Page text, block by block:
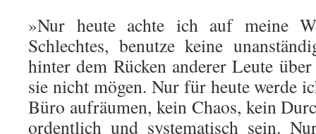
»Nur heute achte ich auf meine
Schlechtes, benutze keine
hinter dem Rücken anderer Leute
sie nicht mögen. Nur für heute werde
Büro aufräumen, kein Chaos, kein
ordentlich und systematisch sein.